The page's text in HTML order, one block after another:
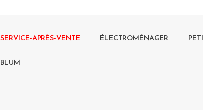
SERVICE-APRÈS-VENTE ÉLECTROMÉNAGER
BLUM